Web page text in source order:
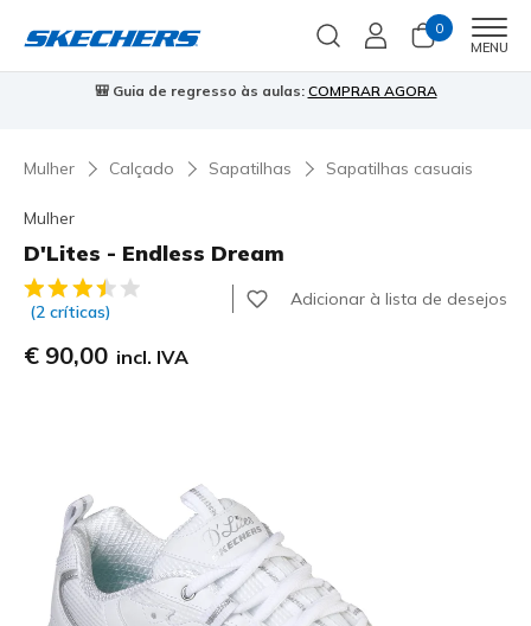
0
MENU
⭐Skechers VIP:45 dias de devolução para membros
Mulher Calçado Sapatilhas Sapatilhas casuais
Mulher
D'Lites - Endless Dream
4$3 de 5 – Classificação do cliente
(2 críticas)
Adicionar à lista de desejos
€ 90,00 incl. IVA